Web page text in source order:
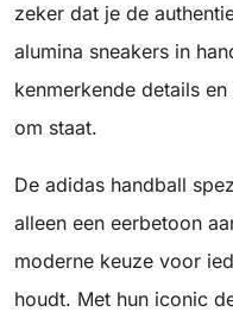
zeker dat je de
alumina sneakers in
kenmerkende details
om staat.
De adidas handball
alleen een eerbetoon
moderne keuze voor
houdt. Met hun iconic